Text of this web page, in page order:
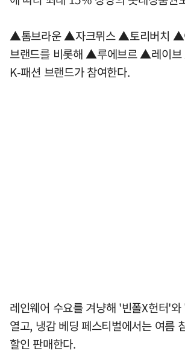
▲톰브라운 ▲자크뮈스 ▲토리버치 ▲
브랜드를 비롯해 ▲루에브르 ▲레이
K-패션 브랜드가 참여한다.
레인웨어 수요를 겨냥해 '빈폴X헌터'
열고, 냉감 베딩 페스티벌에서는 여름
할인 판매한다.